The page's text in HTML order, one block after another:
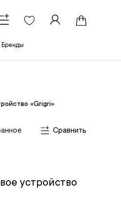
Бренды
«Grigri»
Сравнить
устройство